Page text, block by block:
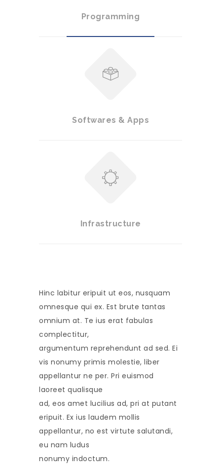
Programming
Softwares & Apps
Infrastructure
Hinc labitur eripuit ut eos, nusquam
omnesque qui ex. Est brute tantas
omnium at. Te ius erat fabulas
complectitur,
argumentum reprehendunt ad sed. Ei
vis nonumy primis molestie, liber
appellantur ne per. Pri euismod
laoreet qualisque
ad, eos amet lucilius ad, pri at putant
eripuit. Ex ius laudem mollis
appellantur, no est virtute salutandi,
eu nam ludus
nonumy indoctum.